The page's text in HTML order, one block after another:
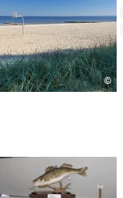
©